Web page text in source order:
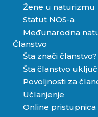
Žene u naturizmu
Statut NOS-a
Međunarodna
Članstvo
Šta znači članstvo?
Šta članstvo
Povoljnosti za
Učlanjenje
Online pristupnica